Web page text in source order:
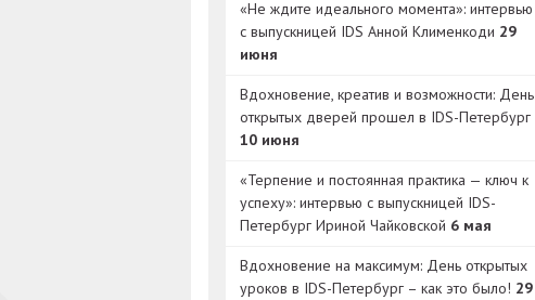
«Не ждите идеального момента»: интервью
с выпускницей IDS Анной Клименкоди 29
июня
Вдохновение, креатив и возможности: День
открытых дверей прошел в IDS-Петербург
10 июня
«Терпение и постоянная практика — ключ к
успеху»: интервью с выпускницей IDS-
Петербург Ириной Чайковской 6 мая
Вдохновение на максимум: День открытых
уроков в IDS-Петербург – как это было! 29